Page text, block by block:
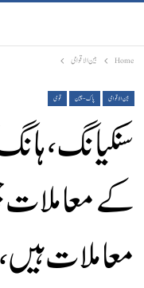
Home بین الاقوامی
بین الاقوامی پاک-چین قومی
سنکیانگ،
کے
معاملات